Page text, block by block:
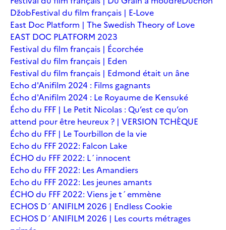
DžobFestival du film français | E-Love
East Doc Platform | The Swedish Theory of Love
EAST DOC PLATFORM 2023
Festival du film français | Écorchée
Festival du film français | Eden
Festival du film français | Edmond était un âne
Echo d'Anifilm 2024 : Films gagnants
Écho d'Anifilm 2024 : Le Royaume de Kensuké
Écho du FFF | Le Petit Nicolas : Qu’est ce qu’on
attend pour être heureux ? | VERSION TCHÈQUE
Écho du FFF | Le Tourbillon de la vie
Echo du FFF 2022: Falcon Lake
ÉCHO du FFF 2022: L´innocent
Echo du FFF 2022: Les Amandiers
Echo du FFF 2022: Les jeunes amants
ÉCHO du FFF 2022: Viens je t´emmène
ECHOS D´ANIFILM 2026 | Endless Cookie
ECHOS D´ANIFILM 2026 | Les courts métrages